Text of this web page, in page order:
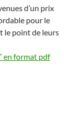
d’un prix
pour le
le point de leurs
en format pdf